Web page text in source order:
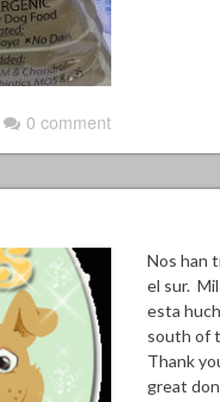
0 comment
Nos han
el sur.
esta
south of
Thank
great